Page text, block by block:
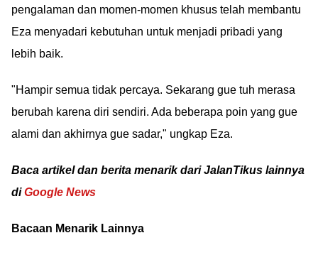
pengalaman dan momen-momen khusus telah membantu
Eza menyadari kebutuhan untuk menjadi pribadi yang
lebih baik.
"Hampir semua tidak percaya. Sekarang gue tuh merasa
berubah karena diri sendiri. Ada beberapa poin yang gue
alami dan akhirnya gue sadar," ungkap Eza.
Baca artikel dan berita menarik dari JalanTikus lainnya
diGoogle News
Bacaan Menarik Lainnya